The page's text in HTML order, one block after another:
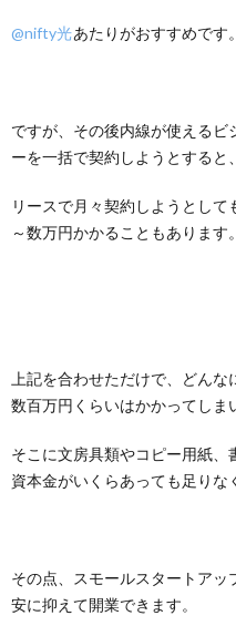
@nifty光あたりがおすすめです。
ですが、その後内線が使えるビ
ーを一括で契約しようとすると
リースで月々契約しようとし
～数万円かかることもあります。
上記を合わせただけで、どん
数百万円くらいはかかってしま
そこに文房具類やコピー用紙、
資本金がいくらあっても足りな
その点、スモールスタートア
安に抑えて開業できます。